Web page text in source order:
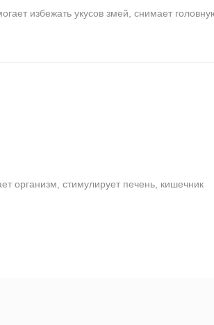
избежать укусов змей, снимает
организм, стимулирует печень, кишечник